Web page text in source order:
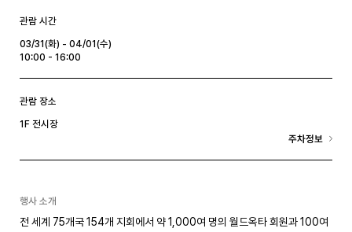
관람 시간
03/31(화) - 04/01(수)
10:00 - 16:00
관람 장소
1F 전시장
주차정보
행사 소개
전 세계 75개국 154개 지회에서 약 1,000여 명의 월드옥타 회원과 100여